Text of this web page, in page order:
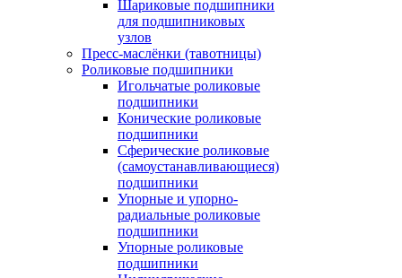
Шариковые подшипники
для подшипниковых
узлов
Пресс-маслёнки (тавотницы)
Роликовые подшипники
Игольчатые роликовые
подшипники
Конические роликовые
подшипники
Сферические роликовые
(самоустанавливающиеся)
подшипники
Упорные и упорно-
радиальные роликовые
подшипники
Упорные роликовые
подшипники